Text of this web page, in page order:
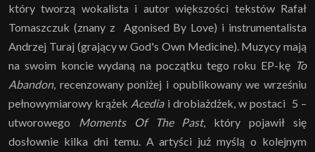
który tworzą wokalista i autor większości tekstów Rafał
Tomaszczuk (znany z Agonised By Love) i instrumentalista
Andrzej Turaj (grający w God's Own Medicine). Muzycy mają
na swoim koncie wydaną na początku tego roku EP-kę To
Abandon, recenzowany poniżej i opublikowany we wrześniu
pełnowymiarowy krążek Acediai drobiażdżek, w postaci 5 –
utworowego
Moments Of The Past, który pojawił się
dosłownie kilka dni temu. A artyści już myślą o kolejnym